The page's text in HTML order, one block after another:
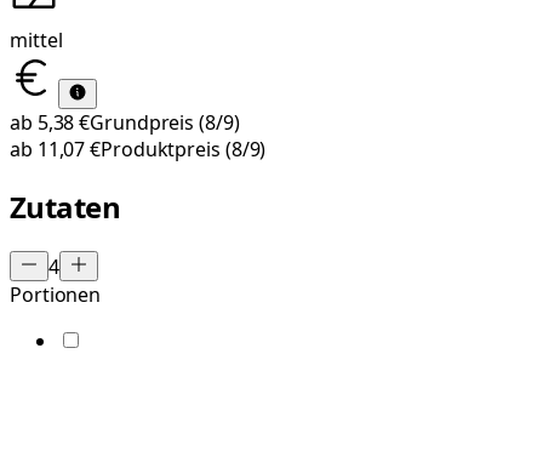
mittel
ab 5,38 €Grundpreis (8/9)
ab 11,07 €Produktpreis (8/9)
Zutaten
4
Portionen